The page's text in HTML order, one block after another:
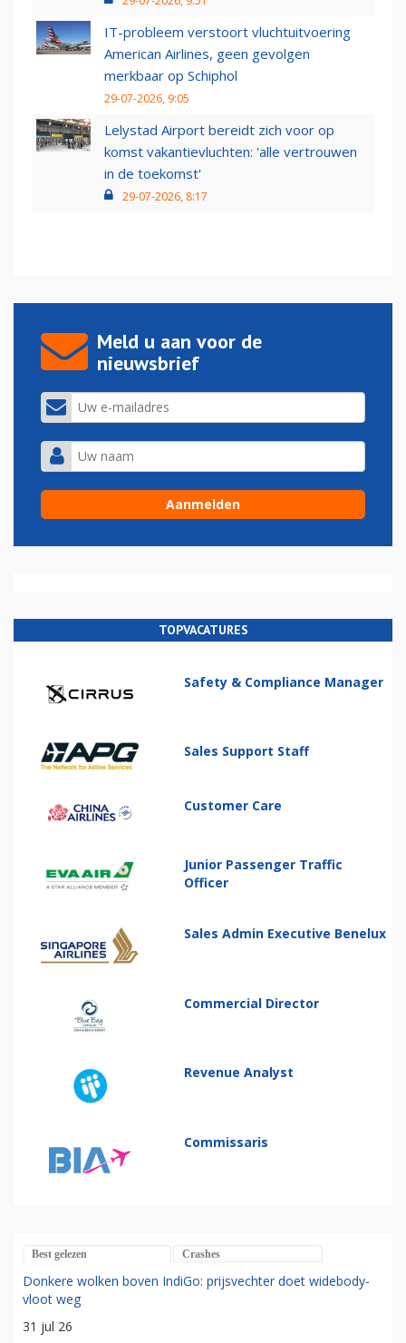
IT-probleem verstoort vluchtuitvoering
American Airlines, geen gevolgen
merkbaar op Schiphol
29-07-2026, 9:05
Lelystad Airport bereidt zich voor op
komst vakantievluchten: 'alle vertrouwen
in de toekomst'
29-07-2026, 8:17
Meld u aan voor de
nieuwsbrief
TOPVACATURES
Safety & Compliance Manager
Sales Support Staff
Customer Care
Junior Passenger Traffic
Officer
Sales Admin Executive Benelux
Commercial Director
Revenue Analyst
Commissaris
Best gelezen Crashes
Donkere wolken boven IndiGo: prijsvechter doet widebody-
vloot weg
31 jul 26